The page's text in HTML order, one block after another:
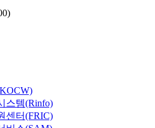
스템(Rinfo)
센터(FRIC)